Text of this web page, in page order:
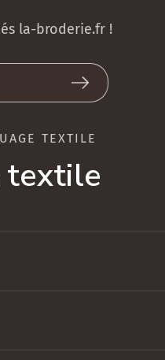
la-broderie.fr !
TEXTILE
textile